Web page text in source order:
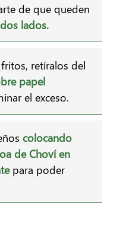
de que queden
lados.
retíralos del
papel
el exceso.
colocando
de Choví en
para poder